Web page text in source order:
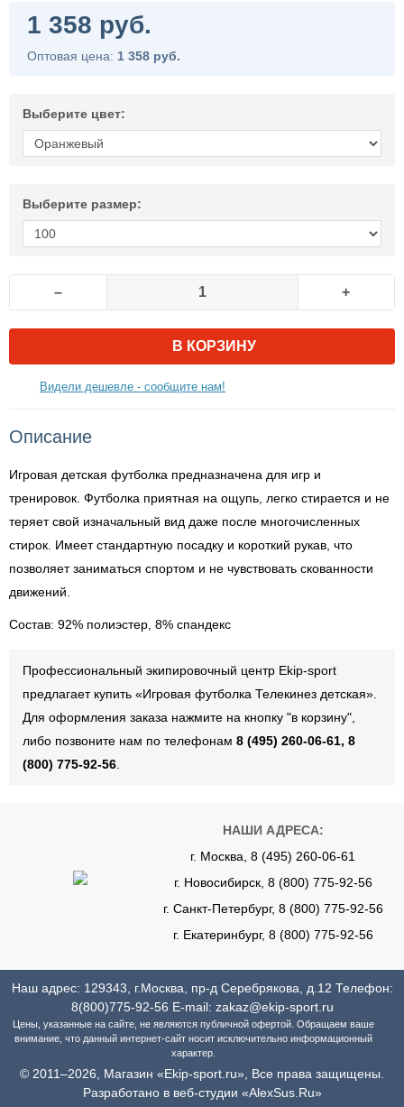
1 358 руб.
Оптовая цена: 1 358 руб.
Выберите цвет:
Выберите размер:
– +
В КОРЗИНУ
Видели дешевле - сообщите нам!
Описание
Игровая детская футболка предназначена для игр и
тренировок. Футболка приятная на ощупь, легко стирается и не
теряет свой изначальный вид даже после многочисленных
стирок. Имеет стандартную посадку и короткий рукав, что
позволяет заниматься спортом и не чувствовать скованности
движений.
Состав: 92% полиэстер, 8% спандекс
Профессиональный экипировочный центр Ekip-sport
предлагает купить «Игровая футболка Телекинез детская».
Для оформления заказа нажмите на кнопку "в корзину",
либо позвоните нам по телефонам 8 (495) 260-06-61, 8
(800) 775-92-56
НАШИ АДРЕСА:
г. Москва, 8 (495) 260-06-61
г. Новосибирск, 8 (800) 775-92-56
г. Санкт-Петербург, 8 (800) 775-92-56
г. Екатеринбург, 8 (800) 775-92-56
Наш адрес: 129343, г.Москва, пр-д Серебрякова, д.12 Телефон:
8(800)775-92-56 E-mail: zakaz@ekip-sport.ru
Цены, указанные на сайте, не являются публичной офертой. Обращаем ваше
внимание, что данный интернет-сайт носит исключительно информационный
характер.
© 2011–2026, Магазин «Ekip-sport.ru», Все права защищены.
Разработано в веб-студии «AlexSus.Ru»